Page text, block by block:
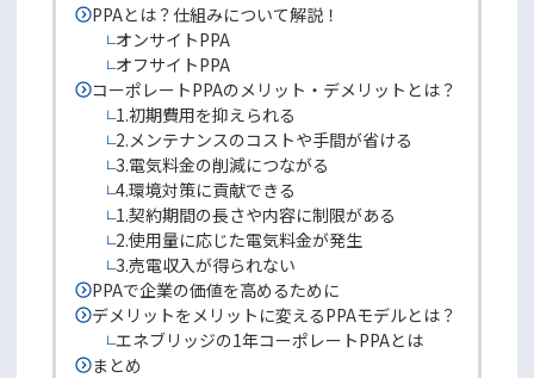
PPAとは？仕組みについて解説！
オンサイトPPA
オフサイトPPA
コーポレートPPAのメリット・デメリットとは？
1.初期費用を抑えられる
2.メンテナンスのコストや手間が省ける
3.電気料金の削減につながる
4.環境対策に貢献できる
1.契約期間の長さや内容に制限がある
2.使用量に応じた電気料金が発生
3.売電収入が得られない
PPAで企業の価値を高めるために
デメリットをメリットに変えるPPAモデルとは？
エネブリッジの1年コーポレートPPAとは
まとめ